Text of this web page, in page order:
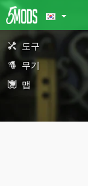
도구
무기
맵